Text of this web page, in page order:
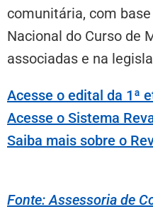
comunitária, com
Nacional do Curso de
associadas e na
Acesse o edital da 1ª
Acesse o Sistema
Saiba mais sobre o
Fonte: Assessoria de